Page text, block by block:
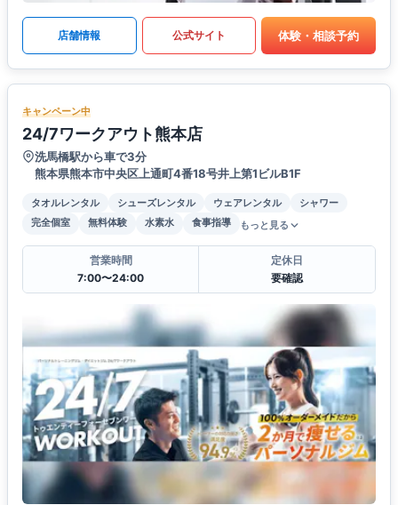
店舗情報 公式サイト 体験・相談予約
キャンペーン中
24/7ワークアウト熊本店
洗馬橋駅から車で3分
熊本県熊本市中央区上通町4番18号井上第1ビルB1F
タオルレンタル シューズレンタル ウェアレンタル
シャワー
完全個室
無料体験 水素水 食事指導 もっと見る
営業時間
7:00〜24:00
定休日
要確認